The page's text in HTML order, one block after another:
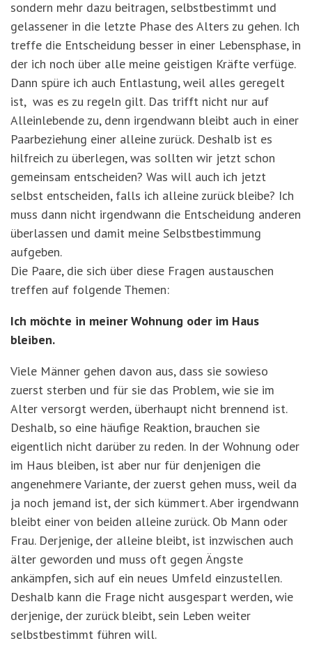
sondern mehr dazu beitragen, selbstbestimmt und
gelassener in die letzte Phase des Alters zu gehen. Ich
treffe die Entscheidung besser in einer Lebensphase, in
der ich noch über alle meine geistigen Kräfte verfüge.
Dann spüre ich auch Entlastung, weil alles geregelt
ist, was es zu regeln gilt. Das trifft nicht nur auf
Alleinlebende zu, denn irgendwann bleibt auch in einer
Paarbeziehung einer alleine zurück. Deshalb ist es
hilfreich zu überlegen, was sollten wir jetzt schon
gemeinsam entscheiden? Was will auch ich jetzt
selbst entscheiden, falls ich alleine zurück bleibe? Ich
muss dann nicht irgendwann die Entscheidung anderen
überlassen und damit meine Selbstbestimmung
aufgeben.
Die Paare, die sich über diese Fragen austauschen
treffen auf folgende Themen:
Ich möchte in meiner Wohnung oder im Haus
bleiben.
Viele Männer gehen davon aus, dass sie sowieso
zuerst sterben und für sie das Problem, wie sie im
Alter versorgt werden, überhaupt nicht brennend ist.
Deshalb, so eine häufige Reaktion, brauchen sie
eigentlich nicht darüber zu reden. In der Wohnung oder
im Haus bleiben, ist aber nur für denjenigen die
angenehmere Variante, der zuerst gehen muss, weil da
ja noch jemand ist, der sich kümmert. Aber irgendwann
bleibt einer von beiden alleine zurück. Ob Mann oder
Frau. Derjenige, der alleine bleibt, ist inzwischen auch
älter geworden und muss oft gegen Ängste
ankämpfen, sich auf ein neues Umfeld einzustellen.
Deshalb kann die Frage nicht ausgespart werden, wie
derjenige, der zurück bleibt, sein Leben weiter
selbstbestimmt führen will.